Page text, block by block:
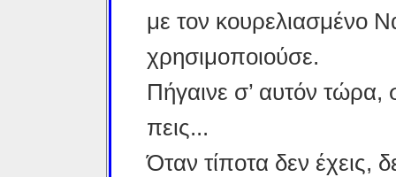
με τον κουρελιασμένο
χρησιμοποιούσε.
Πήγαινε σ’ αυτόν τώρα,
πεις...
Όταν τίποτα δεν έχεις,